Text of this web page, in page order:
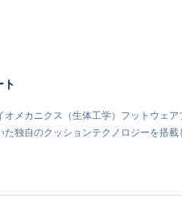
メカニクス（生体工学）フットウェ
た独自のクッションテクノロジーを搭